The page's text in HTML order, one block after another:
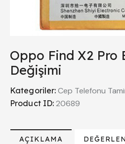
Oppo Find X2
Değişimi
Kategoriler:Cep Telefonu
Product ID:20689
AÇIKLAMA